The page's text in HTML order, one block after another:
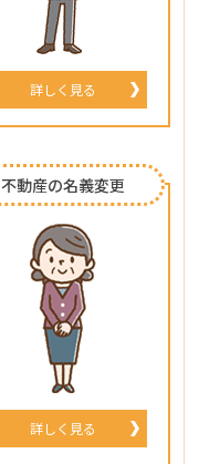
詳しく見る
不動産の名義変更
詳しく見る